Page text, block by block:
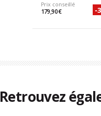
Prix conseillé
179,90 € -
Retrouvez